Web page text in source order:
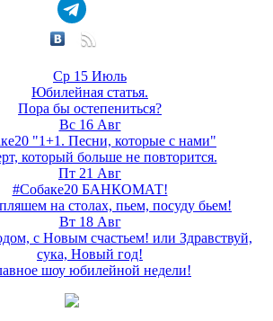
Ср 15 Июль
Юбилейная статья.
Пора бы остепениться?
Вс 16 Авг
"1+1. Песни, которые с нами"
который больше не повторится.
Пт 21 Авг
#Собаке20 БАНКОМАТ!
на столах, пьем, посуду бьем!
Вт 18 Авг
с Новым счастьем! или Здравствуй,
сука, Новый год!
шоу юбилейной недели!